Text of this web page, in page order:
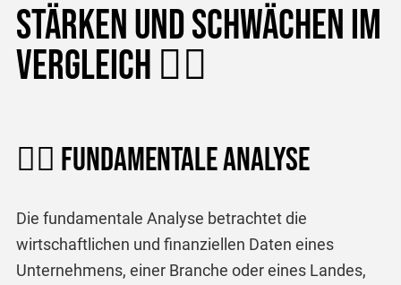
Stärken und Schwächen im
Vergleich 🏋️‍♂️
🏋️‍♂️ Fundamentale Analyse
Die fundamentale Analyse betrachtet die
wirtschaftlichen und finanziellen Daten eines
Unternehmens, einer Branche oder eines Landes,